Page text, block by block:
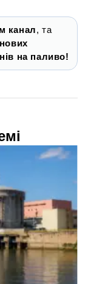
канал, та
нових
на паливо!